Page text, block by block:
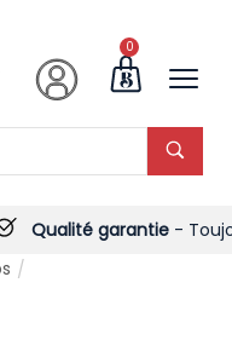
0
Qualité garantie-
/